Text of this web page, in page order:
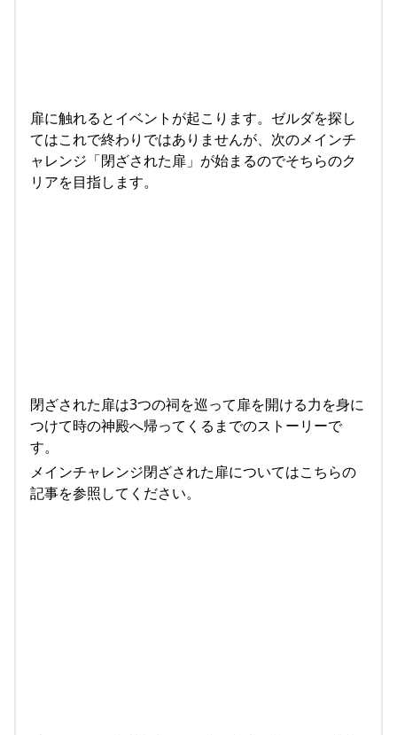
扉に触れるとイベントが起こります。ゼルダを探し
てはこれで終わりではありませんが、次のメインチ
ャレンジ「閉ざされた扉」が始まるのでそちらのク
リアを目指します。
閉ざされた扉は3つの祠を巡って扉を開ける力を身に
つけて時の神殿へ帰ってくるまでのストーリーで
す。
メインチャレンジ閉ざされた扉についてはこちらの
記事を参照してください。